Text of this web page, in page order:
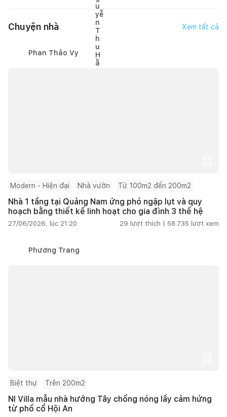
Chuyện nhà Xem tất cả
Phan Thảo Vy
Modern - Hiện đại Nhà vườn Từ 100m2 đến 200m2
Nhà 1 tầng tại Quảng Nam ứng phó ngập lụt và quy
hoạch bằng thiết kế linh hoạt cho gia đình 3 thế hệ
27/06/2026, lúc 21:20 29 lượt thích | 58.735 lượt xem
Phương Trang
Biệt thự Trên 200m2
NI Villa mẫu nhà hướng Tây chống nóng lấy cảm hứng
từ phố cổ Hội An